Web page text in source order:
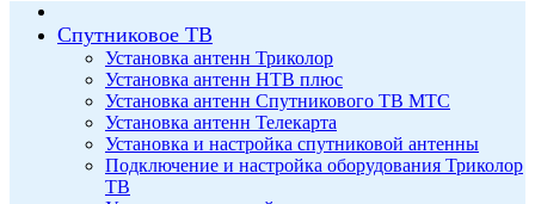
Спутниковое ТВ
Установка антенн Триколор
Установка антенн НТВ плюс
Установка антенн Спутникового ТВ МТС
Установка антенн Телекарта
Установка и настройка спутниковой антенны
Подключение и настройка оборудования Триколор
ТВ